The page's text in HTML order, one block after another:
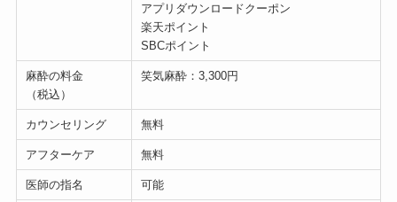
アプリダウンロードクーポン
楽天ポイント
SBCポイント
麻酔の料金
（税込）
笑気麻酔：3,300円
カウンセリング 無料
アフターケア 無料
医師の指名 可能